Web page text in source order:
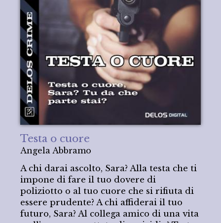
Testa o cuore
Angela Abbramo
A chi darai ascolto, Sara? Alla testa che ti
impone di fare il tuo dovere di
poliziotto o al tuo cuore che si rifiuta di
essere prudente? A chi affiderai il tuo
futuro, Sara? Al collega amico di una vita